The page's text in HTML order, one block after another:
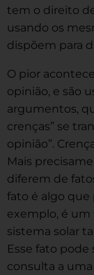
tem o direito
usando os
dispõem para
O pior
opinião, e são
argumentos,
crenças” se
opinião”.
Mais
diferem de
fato é algo que
exemplo, é
sistema solar
Esse fato pode
consulta a